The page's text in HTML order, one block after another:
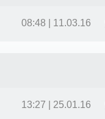
11.03.16 | 08:48
25.01.16 | 13:27